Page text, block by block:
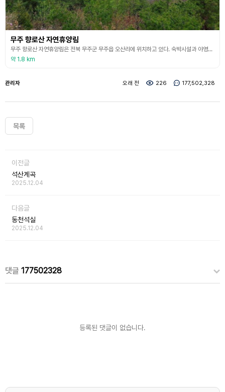
무주 향로산 자연휴양림
무주 향로산 자연휴양림은 전북 무주군 무주읍 오산리에 위치하고 있다. 숙박시설과 야영장, 세미나실, 카페, 모노레일 등의 다양한 시설이 조성되어 있다. 숙박시설은 숲속 나무집, 숲속 동굴집, 숲속 거울집, 초록빛휴양관, 은하빛휴양관 등과 야영데크가 있다. 또한 초록빛휴양관에는 각각 4~5명, 50인 수용이 가능한 세미나실도 있다. 무주 향로산 자연휴양림에는 1.5㎞의 긴 레일을 자랑하는 모노레일이 있다. 무주를 한눈에 볼 수 있는 향로봉 전망대를 모노레
약 1.8 km
관리자 오래 전 226 177,502,328
목록
이전글
석산계곡
2025.12.04
다음글
동천석실
2025.12.04
댓글 177502328
등록된 댓글이 없습니다.